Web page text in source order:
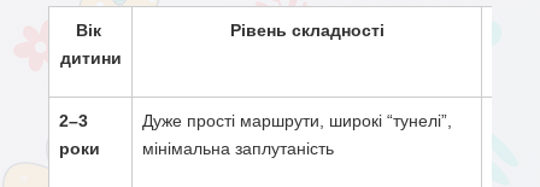
Вік
дитини
Рівень складності
2–3
роки
Дуже прості маршрути, широкі “тунелі”,
мінімальна заплутаність